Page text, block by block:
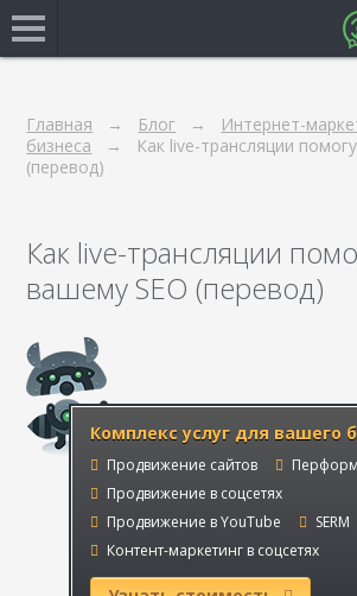
Главная Блог
Интернет-
бизнеса
Как live-трансляции
(перевод)
Как live-трансляции
вашему SEO (перевод)
Комплекс услуг для вашего
Продвижение сайтов
Продвижение в соцсетях
Продвижение в YouTube
SERM
Контент-маркетинг в соцсетях